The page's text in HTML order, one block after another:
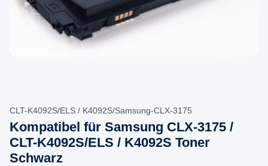
CLT-K4092S/ELS / K4092S/Samsung-CLX-3175
Kompatibel für Samsung CLX-3175 /
CLT-K4092S/ELS / K4092S Toner
Schwarz